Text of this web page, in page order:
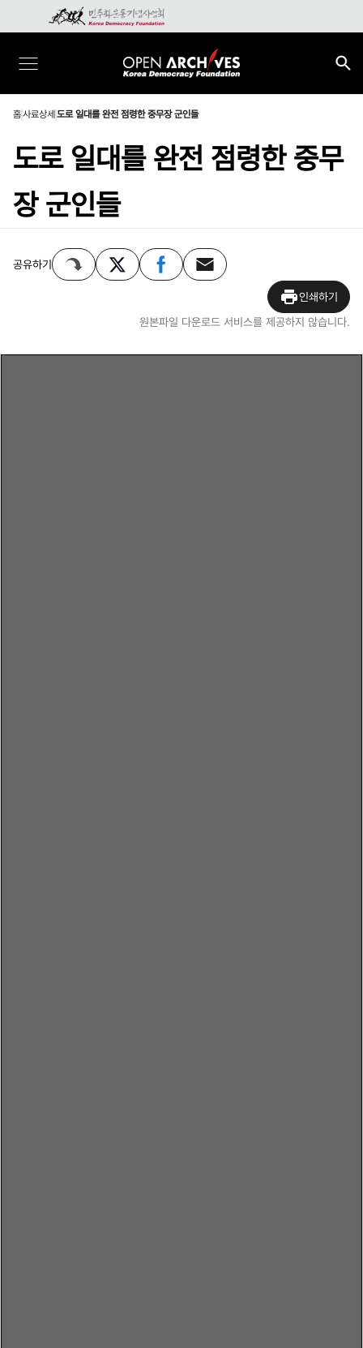
홈사료상세 도로 일대를 완전 점령한 중무장 군인들
도로 일대를 완전 점령한 중무
장 군인들
공유하기
인쇄하기
원본파일 다운로드 서비스를 제공하지 않습니다.